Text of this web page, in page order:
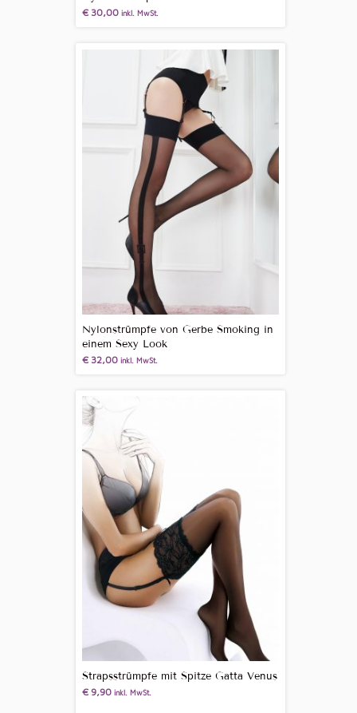
€30,00 inkl. MwSt.
Nylonstrümpfe von Gerbe Smoking in
einem Sexy Look
€32,00 inkl. MwSt.
Strapsstrümpfe mit Spitze Gatta Venus
€9,90 inkl. MwSt.